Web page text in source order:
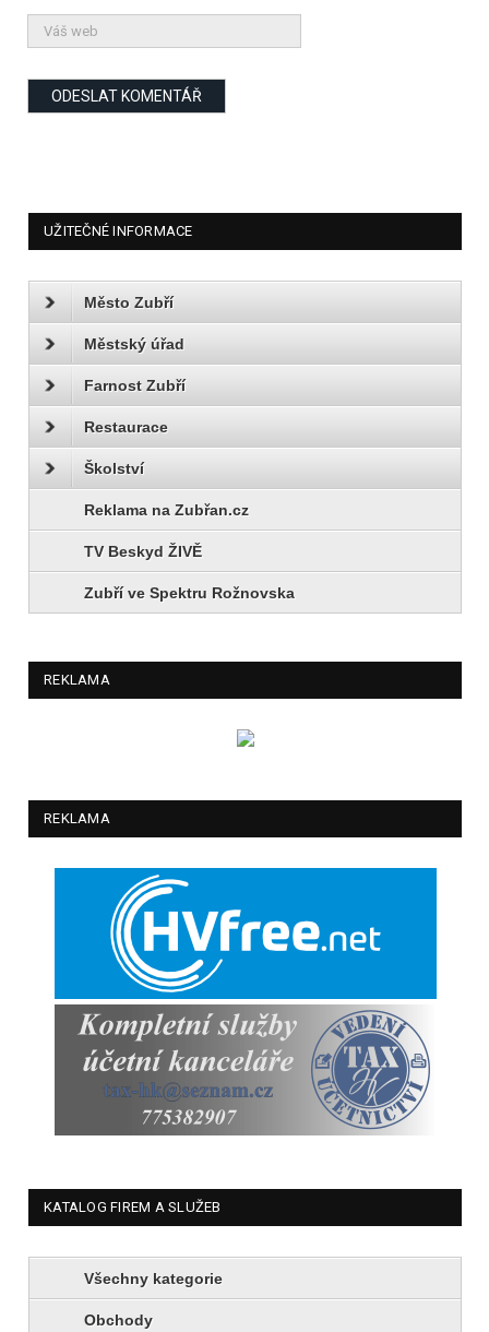
UŽITEČNÉ INFORMACE
Město Zubří
Městský úřad
Farnost Zubří
Restaurace
Školství
Reklama na Zubřan.cz
TV Beskyd ŽIVĚ
Zubří ve Spektru Rožnovska
REKLAMA
REKLAMA
KATALOG FIREM A SLUŽEB
Všechny kategorie
Obchody